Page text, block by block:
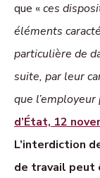
que «ces
éléments
particulière de
suite, par leur
que
d’État, 12
L’interdiction
de travail peut